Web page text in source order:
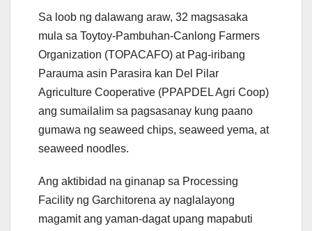
Sa loob ng dalawang araw, 32 magsasaka
mula sa Toytoy-Pambuhan-Canlong Farmers
Organization (TOPACAFO) at Pag-iribang
Parauma asin Parasira kan Del Pilar
Agriculture Cooperative (PPAPDEL Agri Coop)
ang sumailalim sa pagsasanay kung paano
gumawa ng seaweed chips, seaweed yema, at
seaweed noodles.
Ang aktibidad na ginanap sa Processing
Facility ng Garchitorena ay naglalayong
magamit ang yaman-dagat upang mapabuti